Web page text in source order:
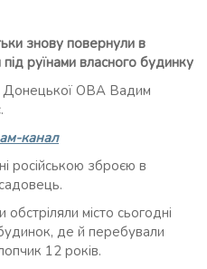
знову повернули в
руїнами власного будинку
Донецької ОВА Вадим
канал
російською зброєю в
місто сьогодні
де й перебували
12 років.